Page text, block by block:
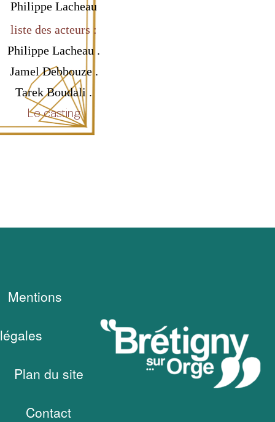
Philippe Lacheau
liste des acteurs :
Philippe Lacheau .
Jamel Debbouze .
Tarek Boudali .
Le casting
Mentions
légales
Plan du site
Contact